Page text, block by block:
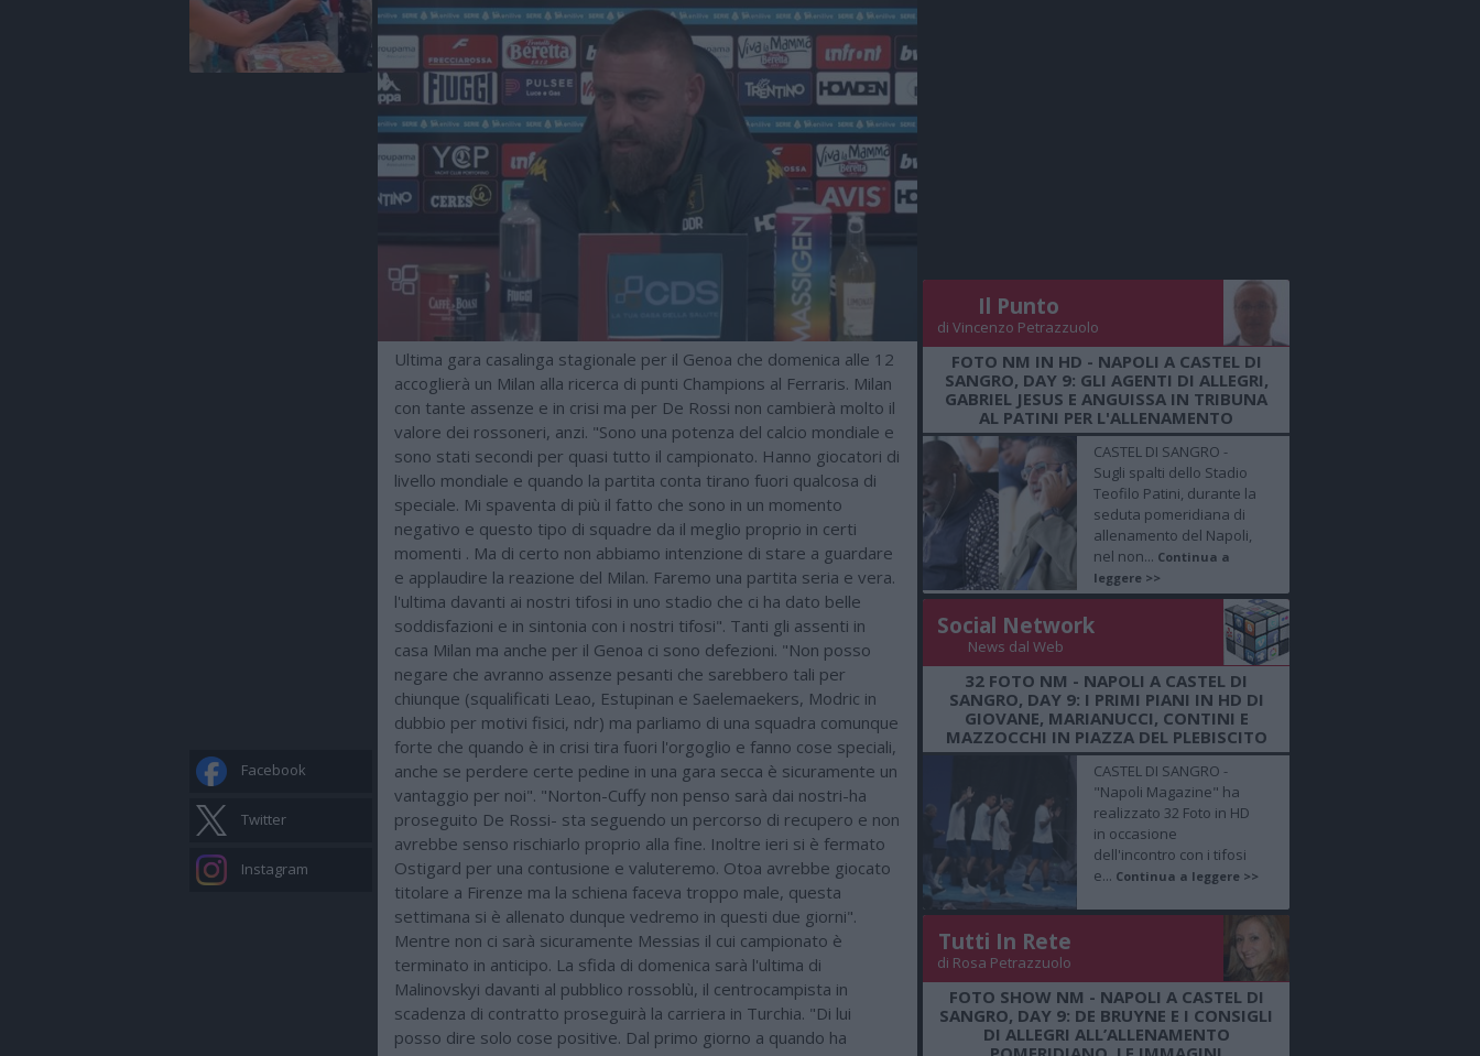
Facebook
Twitter
Instagram
Ultima gara casalinga stagionale per il Genoa che domenica alle 12
accoglierà un Milan alla ricerca di punti Champions al Ferraris. Milan
con tante assenze e in crisi ma per De Rossi non cambierà molto il
valore dei rossoneri, anzi. "Sono una potenza del calcio mondiale e
sono stati secondi per quasi tutto il campionato. Hanno giocatori di
livello mondiale e quando la partita conta tirano fuori qualcosa di
speciale. Mi spaventa di più il fatto che sono in un momento
negativo e questo tipo di squadre da il meglio proprio in certi
momenti . Ma di certo non abbiamo intenzione di stare a guardare
e applaudire la reazione del Milan. Faremo una partita seria e vera.
l'ultima davanti ai nostri tifosi in uno stadio che ci ha dato belle
soddisfazioni e in sintonia con i nostri tifosi". Tanti gli assenti in
casa Milan ma anche per il Genoa ci sono defezioni. "Non posso
negare che avranno assenze pesanti che sarebbero tali per
chiunque (squalificati Leao, Estupinan e Saelemaekers, Modric in
dubbio per motivi fisici, ndr) ma parliamo di una squadra comunque
forte che quando è in crisi tira fuori l'orgoglio e fanno cose speciali,
anche se perdere certe pedine in una gara secca è sicuramente un
vantaggio per noi". "Norton-Cuffy non penso sarà dai nostri-ha
proseguito De Rossi- sta seguendo un percorso di recupero e non
avrebbe senso rischiarlo proprio alla fine. Inoltre ieri si è fermato
Ostigard per una contusione e valuteremo. Otoa avrebbe giocato
titolare a Firenze ma la schiena faceva troppo male, questa
settimana si è allenato dunque vedremo in questi due giorni".
Mentre non ci sarà sicuramente Messias il cui campionato è
terminato in anticipo. La sfida di domenica sarà l'ultima di
Malinovskyi davanti al pubblico rossoblù, il centrocampista in
scadenza di contratto proseguirà la carriera in Turchia. "Di lui
posso dire solo cose positive. Dal primo giorno a quando ha
Il Punto
di Vincenzo Petrazzuolo
FOTO NM IN HD - NAPOLI A CASTEL DI
SANGRO, DAY 9: GLI AGENTI DI ALLEGRI,
GABRIEL JESUS E ANGUISSA IN TRIBUNA
AL PATINI PER L'ALLENAMENTO
CASTEL DI SANGRO -
Sugli spalti dello Stadio
Teofilo Patini, durante la
seduta pomeridiana di
allenamento del Napoli,
nel non... Continua a
leggere >>
Social Network
News dal Web
32 FOTO NM - NAPOLI A CASTEL DI
SANGRO, DAY 9: I PRIMI PIANI IN HD DI
GIOVANE, MARIANUCCI, CONTINI E
MAZZOCCHI IN PIAZZA DEL PLEBISCITO
CASTEL DI SANGRO -
"Napoli Magazine" ha
realizzato 32 Foto in HD
in occasione
dell'incontro con i tifosi
e... Continua a leggere >>
Tutti In Rete
di Rosa Petrazzuolo
FOTO SHOW NM - NAPOLI A CASTEL DI
SANGRO, DAY 9: DE BRUYNE E I CONSIGLI
DI ALLEGRI ALL’ALLENAMENTO